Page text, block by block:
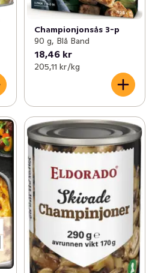
Championjonsås 3-p
90 g, Blå Band
18,46 kr
205,11 kr /kg